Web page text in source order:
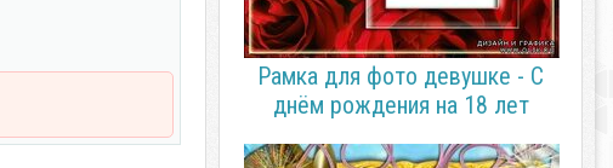
Рамка для фото девушке - С
днём рождения на 18 лет